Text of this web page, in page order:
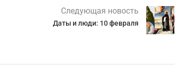
Следующая новость
Даты и люди: 10 февраля